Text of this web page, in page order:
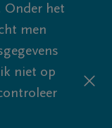
Onder het
men
niet op